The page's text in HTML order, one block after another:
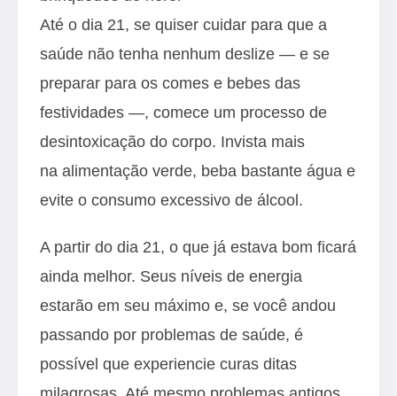
Até o dia 21, se quiser cuidar para que a
saúde não tenha nenhum deslize — e se
preparar para os comes e bebes das
festividades —, comece um processo de
desintoxicação do corpo. Invista mais
na alimentação verde, beba bastante água e
evite o consumo excessivo de álcool.
A partir do dia 21, o que já estava bom ficará
ainda melhor. Seus níveis de energia
estarão em seu máximo e, se você andou
passando por problemas de saúde, é
possível que experiencie curas ditas